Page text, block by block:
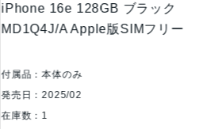
iPhone 16e 128GB ブラック
MD1Q4J/A Apple版SIMフリー
付属品：本体のみ
発売日：2025/02
在庫数：1